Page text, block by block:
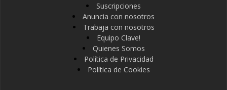
Suscripciones
Anuncia con nosotros
Trabaja con nosotros
Equipo Clave!
Quienes Somos
Política de Privacidad
Política de Cookies